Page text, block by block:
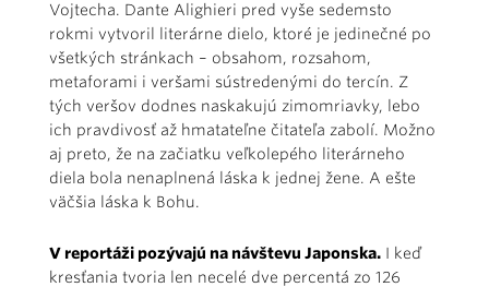
Vojtecha. Dante Alighieri pred vyše sedemsto
rokmi vytvoril literárne dielo, ktoré je jedinečné po
všetkých stránkach – obsahom, rozsahom,
metaforami i veršami sústredenými do tercín. Z
tých veršov dodnes naskakujú zimomriavky, lebo
ich pravdivosť až hmatateľne čitateľa zabolí. Možno
aj preto, že na začiatku veľkolepého literárneho
diela bola nenaplnená láska k jednej žene. A ešte
väčšia láska k Bohu.
V reportáži pozývajú na návštevu Japonska. I keď
kresťania tvoria len necelé dve percentá zo 126